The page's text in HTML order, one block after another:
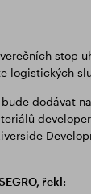
stop
logistických
dodávat
řekl: